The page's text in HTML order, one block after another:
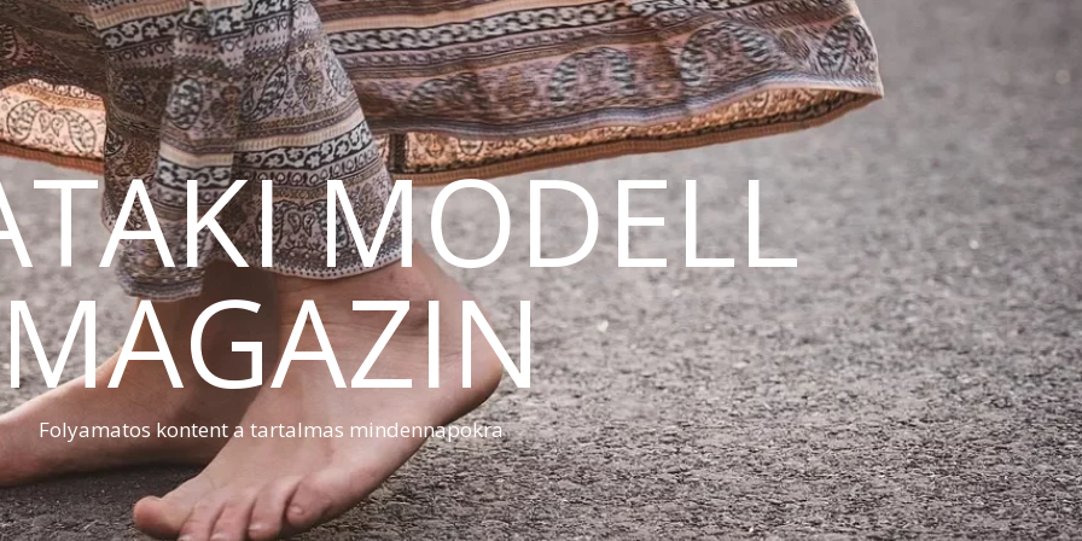
MODELL
MAGAZIN
Folyamatos kontent a tartalmas mindennapokra